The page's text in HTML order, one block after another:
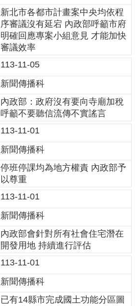
新北市各都市計畫案中央均依程
序審議沒有延宕 內政部呼籲市府
明確回應專案小組意見 才能加快
審議效率
113-11-05
新聞傳播科
內政部：政府沒有要向寺廟加稅
呼籲不要聽信流傳不實謠言
113-11-01
新聞傳播科
停班停課均為地方權責 內政部予
以尊重
113-11-01
新聞傳播科
內政部會針對所有社會住宅潛在
開發用地 持續進行評估
113-11-01
新聞傳播科
已有14縣市完成國土功能分區圖